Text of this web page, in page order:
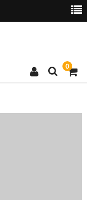
0